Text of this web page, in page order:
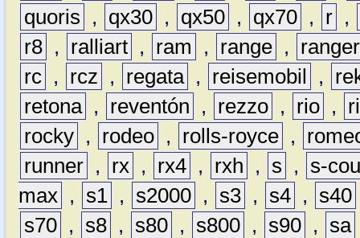
quoris
, qx30 , qx50 , qx70 , r ,
r8 , ralliart , ram , range ,
ranger
rc , rcz , regata , reisemobil ,
retona , reventón , rezzo , rio ,
rocky , rodeo , rolls-royce ,
runner , rx , rx4 , rxh , s ,
s-
max , s1 , s2000 , s3 , s4 , s40
s70 , s8 , s80 , s800 , s90 , sa